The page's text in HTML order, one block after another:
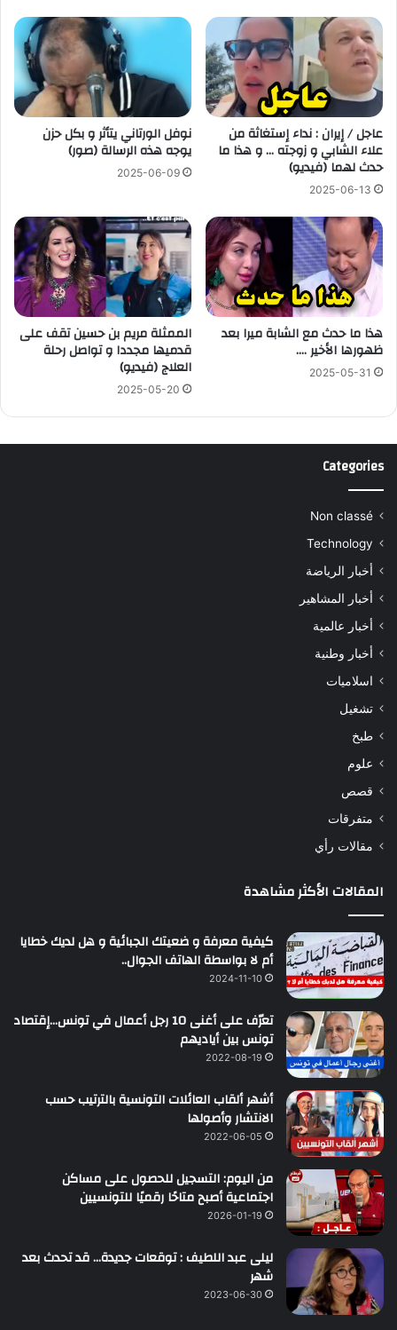
عاجل / إيران : نداء إستغاثة من
علاء الشابي و زوجته … و هذا ما
حدث لهما (فيديو)
2025-06-13
نوفل الورتاني يتأثر و بكل حزن
يوجه هذه الرسالة (صور)
2025-06-09
هذا ما حدث مع الشابة ميرا بعد
ظهورها الأخير ….
2025-05-31
الممثلة مريم بن حسين تقف على
قدميها مجددا و تواصل رحلة
العلاج (فيديو)
2025-05-20
Categories
Non classé
Technology
أخبار الرياضة
أخبار المشاهير
أخبار عالمية
أخبار وطنية
اسلاميات
تشغيل
طبخ
علوم
قصص
متفرقات
مقالات رأي
المقالات الأكثر مشاهدة
كيفية معرفة و ضعيتك الجبائية و هل لديك خطايا
أم لا بواسطة الهاتف الجوال..
2024-11-10
تعرّف على أغنى 10 رجل أعمال في تونس…إقتصاد
تونس بين أياديهم
2022-08-19
أشهر ألقاب العائلات التونسية بالترتيب حسب
الانتشار وأصولها
2022-06-05
من اليوم: التسجيل للحصول على مساكن
اجتماعية أصبح متاحًا رقميًا للتونسيين
2026-01-19
ليلى عبد اللطيف : توقعات جديدة… قد تحدث بعد
شهر
2023-06-30